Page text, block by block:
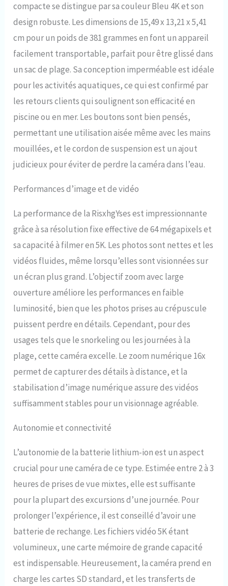
compacte se distingue par sa couleur Bleu 4K et son
design robuste. Les dimensions de 15,49 x 13,21 x 5,41
cm pour un poids de 381 grammes en font un appareil
facilement transportable, parfait pour être glissé dans
un sac de plage. Sa conception imperméable est idéale
pour les activités aquatiques, ce qui est confirmé par
les retours clients qui soulignent son efficacité en
piscine ou en mer. Les boutons sont bien pensés,
permettant une utilisation aisée même avec les mains
mouillées, et le cordon de suspension est un ajout
judicieux pour éviter de perdre la caméra dans l’eau.
Performances d’image et de vidéo
La performance de la RisxhgYses est impressionnante
grâce à sa résolution fixe effective de 64 mégapixels et
sa capacité à filmer en 5K. Les photos sont nettes et les
vidéos fluides, même lorsqu’elles sont visionnées sur
un écran plus grand. L’objectif zoom avec large
ouverture améliore les performances en faible
luminosité, bien que les photos prises au crépuscule
puissent perdre en détails. Cependant, pour des
usages tels que le snorkeling ou les journées à la
plage, cette caméra excelle. Le zoom numérique 16x
permet de capturer des détails à distance, et la
stabilisation d’image numérique assure des vidéos
suffisamment stables pour un visionnage agréable.
Autonomie et connectivité
L’autonomie de la batterie lithium-ion est un aspect
crucial pour une caméra de ce type. Estimée entre 2 à 3
heures de prises de vue mixtes, elle est suffisante
pour la plupart des excursions d’une journée. Pour
prolonger l’expérience, il est conseillé d’avoir une
batterie de rechange. Les fichiers vidéo 5K étant
volumineux, une carte mémoire de grande capacité
est indispensable. Heureusement, la caméra prend en
charge les cartes SD standard, et les transferts de